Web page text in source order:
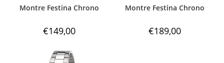
Montre Festina Chrono
€149,00
Montre Festina Chrono
€189,00